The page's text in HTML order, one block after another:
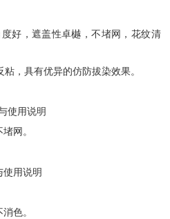
好，遮盖性卓樾，不堵网，花纹清
，具有优异的仿防拔染效果。
使用说明
网。
用说明
色。